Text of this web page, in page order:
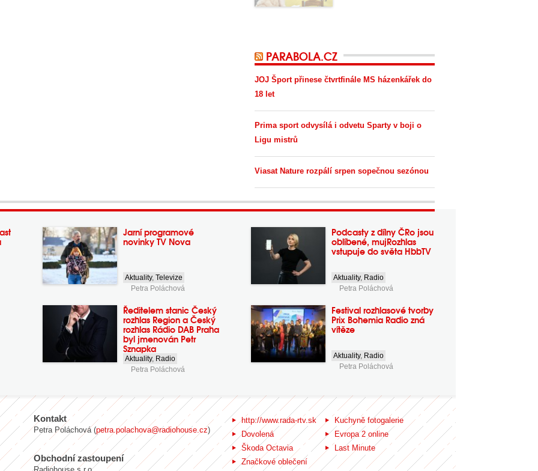
PARABOLA.CZ
JOJ Šport přinese čtvrtfinále MS házenkářek do
18 let
Prima sport odvysílá i odvetu Sparty v boji o
Ligu mistrů
Viasat Nature rozpálí srpen sopečnou sezónou
Jarní programové
novinky TV Nova
Aktuality,Televize
Petra Poláchová
Podcasty z dílny ČRo jsou
oblíbené, mujRozhlas
vstupuje do světa HbbTV
Aktuality, Radio
Petra Poláchová
Ředitelem stanic Český
rozhlas Region a Český
rozhlas Rádio DAB Praha
byl jmenován Petr
Sznapka
Aktuality, Radio
Petra Poláchová
Festival rozhlasové tvorby
Prix Bohemia Radio zná
vítěze
Aktuality, Radio
Petra Poláchová
Kontakt
Petra Poláchová (petra.polachova@radiohouse.cz)
Obchodní zastoupení
http://www.rada-rtv.sk
Kuchyně fotogalerie
Dovolená
Evropa 2 online
Škoda Octavia
Last Minute
Značkové oblečení